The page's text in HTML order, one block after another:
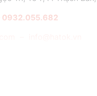
0932.055.682